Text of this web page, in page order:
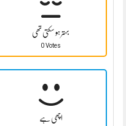
بہتر ہو سکتی تھی
0 Votes
اچھی ہے